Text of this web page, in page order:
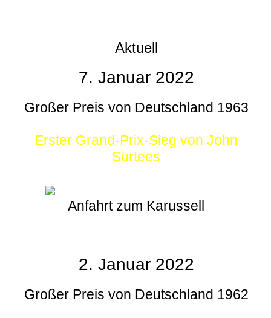
Aktuell
7. Januar 2022
Großer Preis von Deutschland 1963
Erster Grand-Prix-Sieg von John
Surtees
Anfahrt zum Karussell
2. Januar 2022
Großer Preis von Deutschland 1962